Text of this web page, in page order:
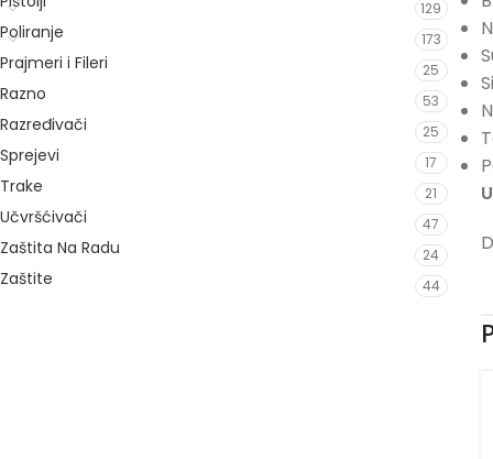
129
Poliranje 173
Prajmeri i Fileri 25
Razno 53
Razređivači 25
Sprejevi 17
Trake 21
Učvršćivači 47
Zaštita Na Radu 24
Zaštite 44